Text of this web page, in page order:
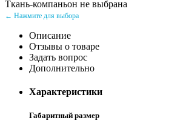
Ткань-компаньон не выбрана
← Нажмите для выбора
Описание
Отзывы о товаре
Задать вопрос
Дополнительно
Характеристики
Габаритный размер